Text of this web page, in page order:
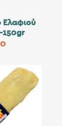
Ελαφιού
150gr